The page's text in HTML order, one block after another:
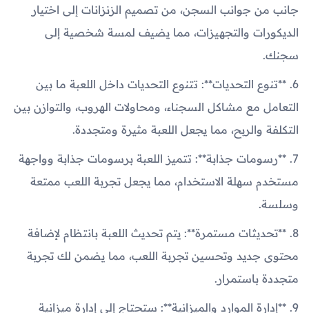
جانب من جوانب السجن، من تصميم الزنزانات إلى اختيار
الديكورات والتجهيزات، مما يضيف لمسة شخصية إلى
سجنك.
6. **تنوع التحديات**: تتنوع التحديات داخل اللعبة ما بين
التعامل مع مشاكل السجناء، ومحاولات الهروب، والتوازن بين
التكلفة والربح، مما يجعل اللعبة مثيرة ومتجددة.
7. **رسومات جذابة**: تتميز اللعبة برسومات جذابة وواجهة
مستخدم سهلة الاستخدام، مما يجعل تجربة اللعب ممتعة
وسلسة.
8. **تحديثات مستمرة**: يتم تحديث اللعبة بانتظام لإضافة
محتوى جديد وتحسين تجربة اللعب، مما يضمن لك تجربة
متجددة باستمرار.
9. **إدارة الموارد والميزانية**: ستحتاج إلى إدارة ميزانية